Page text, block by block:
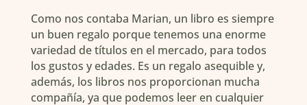
Como nos contaba Marian, un libro es siempre
un buen regalo porque tenemos una enorme
variedad de títulos en el mercado, para todos
los gustos y edades. Es un regalo asequible y,
además, los libros nos proporcionan mucha
compañía, ya que podemos leer en cualquier